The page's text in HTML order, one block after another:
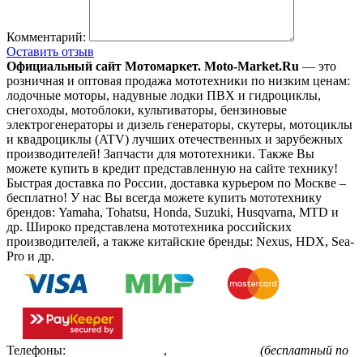
Комментарий:
Оставить отзыв
Официальный сайт Мотомаркет. Moto-Market.Ru — это
розничная и оптовая продажа мототехники по низким ценам:
лодочные моторы, надувные лодки ПВХ и гидроциклы,
снегоходы, мотоблоки, культиваторы, бензиновые
электрогенераторы и дизель генераторы, скутеры, мотоциклы
и квадроциклы (ATV) лучших отечественных и зарубежных
производителей! Запчасти для мототехники. Также Вы
можете купить в кредит представленную на сайте технику!
Быстрая доставка по России, доставка курьером по Москве –
бесплатно! У нас Вы всегда можете купить мототехнику
брендов: Yamaha, Tohatsu, Honda, Suzuki, Husqvarna, MTD и
др. Широко представлена мототехника российских
производителей, а также китайские бренды: Nexus, HDX, Sea-
Pro и др.
Телефоны: , (бесплатный по